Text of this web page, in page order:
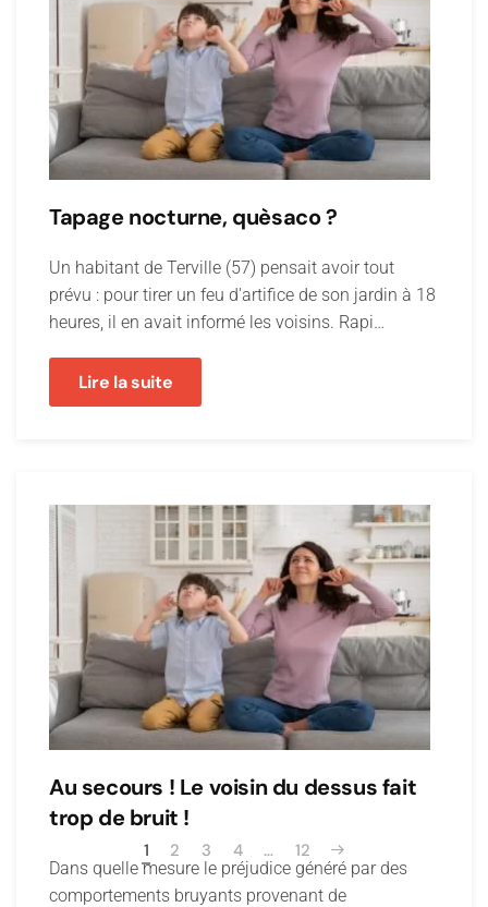
Tapage nocturne, quèsaco ?
Un habitant de Terville (57) pensait avoir tout
prévu : pour tirer un feu d'artifice de son jardin à 18
heures, il en avait informé les voisins. Rapi…
Lire la suite
Au secours ! Le voisin du dessus fait
trop de bruit !
Dans quelle mesure le préjudice généré par des
comportements bruyants provenant de
1 2 3 4 … 12